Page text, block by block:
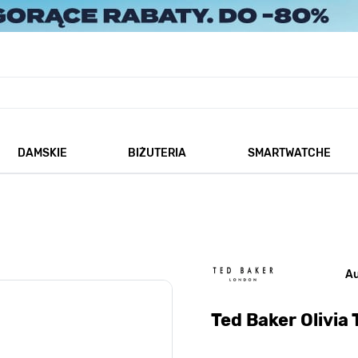
DAMSKIE
BIŻUTERIA
SMARTWATCHE
Ted Baker Olivia